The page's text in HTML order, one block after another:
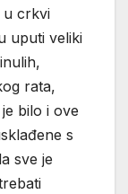
u crkvi
uputi veliki
rata,
bilo i ove
s
sve je